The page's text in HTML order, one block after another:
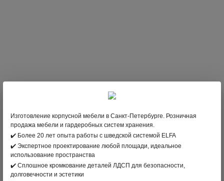
Двери-купе в прихожей
Изготовление корпусной мебели в Санкт-Петербурге. Розничная
продажа мебели и гардеробных систем хранения.
✔️ Более 20 лет опыта работы с шведской системой ELFA
✔️ Экспертное проектирование любой площади, идеальное
использование пространства
✔️ Сплошное кромкование деталей ЛДСП для безопасности,
долговечности и эстетики